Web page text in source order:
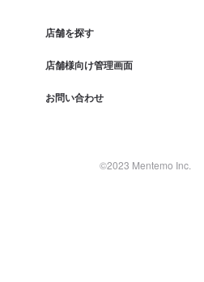
店舗を探す
店舗様向け管理画面
お問い合わせ
©2023 Mentemo Inc.